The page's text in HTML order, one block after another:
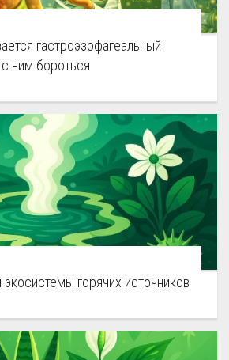
гастроэзофагеальный
ним бороться
горячих источников